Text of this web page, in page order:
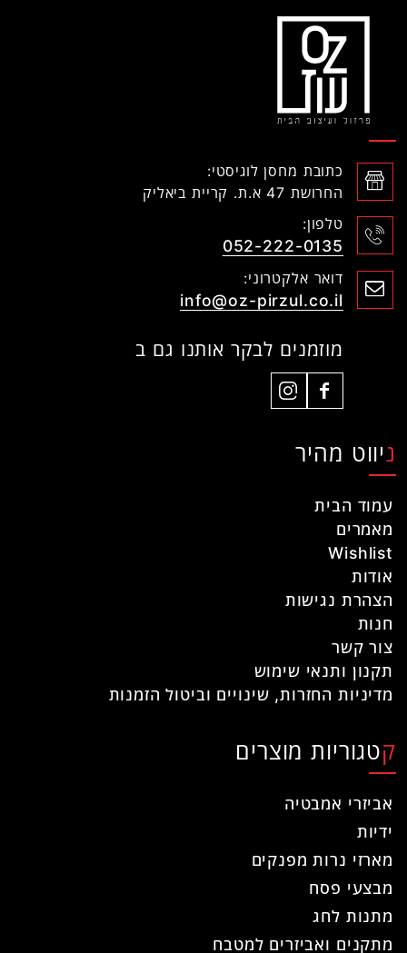
כתובת מחסן לוגיסטי:
החרושת 47 א.ת. קריית ביאליק
טלפון:
052-222-0135
דואר אלקטרוני:
info@oz-pirzul.co.il
מוזמנים לבקר אותנו גם ב
ניווט מהיר
עמוד הבית
מאמרים
Wishlist
אודות
הצהרת נגישות
חנות
צור קשר
תקנון ותנאי שימוש
מדיניות החזרות, שינויים וביטול הזמנות
קטגוריות מוצרים
אביזרי אמבטיה
ידיות
מארזי נרות מפנקים
מבצעי פסח
מתנות לחג
מתקנים ואביזרים למטבח